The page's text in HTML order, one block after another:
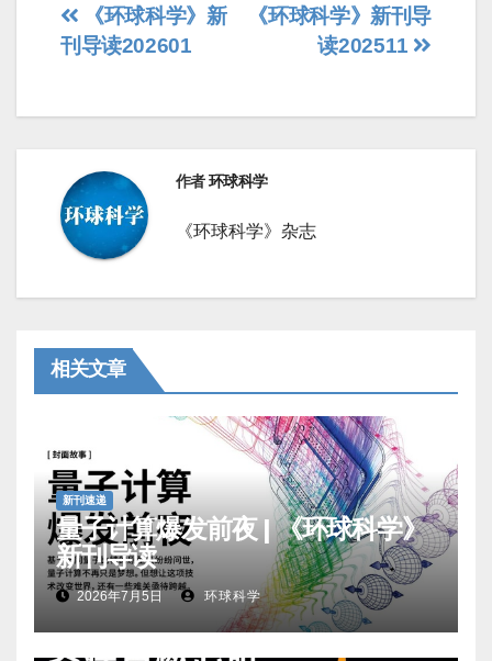
文
章
导
《环球科学》新刊导
读202511
《环球科学》新
刊导读202601
作者环球科学
《环球科学》杂志
相关文章
新刊速递
量子计算爆发前夜 | 《环球科学》
新刊导读
2026年7月5日 环球科学